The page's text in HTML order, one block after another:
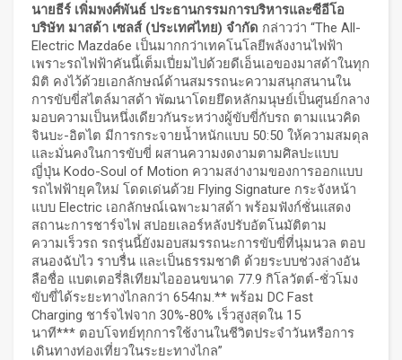
นายธีร์ เพิ่มพงศ์พันธ์ ประธานกรรมการบริหารและซีอีโอ
บริษัท มาสด้า เซลส์ (ประเทศไทย) จำกัด กล่าวว่า “The All-
Electric Mazda6e เป็นมากกว่าเทคโนโลยีพลังงานไฟฟ้า
เพราะรถไฟฟ้าคันนี้เต็มเปี่ยมไปด้วยดีเอ็นเอของมาสด้าในทุก
มิติ คงไว้ด้วยเอกลักษณ์ด้านสมรรถนะความสนุกสนานใน
การขับขี่สไตล์มาสด้า พัฒนาโดยยึดหลักมนุษย์เป็นศูนย์กลาง
มอบความเป็นหนึ่งเดียวกันระหว่างผู้ขับขี่กับรถ ตามแนวคิด
จินบะ-อิตไต มีการกระจายน้ำหนักแบบ 50:50 ให้ความสมดุล
และมั่นคงในการขับขี่ ผสานความงดงามตามศิลปะแบบ
ญี่ปุ่น Kodo-Soul of Motion ความสง่างามของการออกแบบ
รถไฟฟ้ายุคใหม่ โดดเด่นด้วย Flying Signature กระจังหน้า
แบบ Electric เอกลักษณ์เฉพาะมาสด้า พร้อมฟังก์ชั่นแสดง
สถานะการชาร์จไฟ สปอยเลอร์หลังปรับอัตโนมัติตาม
ความเร็วรถ รถรุ่นนี้ยังมอบสมรรถนะการขับขี่ที่นุ่มนวล ตอบ
สนองฉับไว ราบรื่น และเป็นธรรมชาติ ด้วยระบบช่วงล่างอัน
ลือชื่อ แบตเตอรี่ลิเทียมไอออนขนาด 77.9 กิโลวัตต์-ชั่วโมง
ขับขี่ได้ระยะทางไกลกว่า 654กม.** พร้อม DC Fast
Charging ชาร์จไฟจาก 30%-80% เร็วสูงสุดใน 15
นาที*** ตอบโจทย์ทุกการใช้งานในชีวิตประจำวันหรือการ
เดินทางท่องเที่ยวในระยะทางไกล”